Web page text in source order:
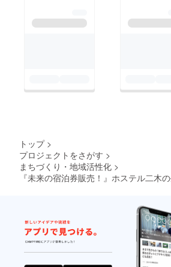
も承知の上でのチャレ
き続き応援、支援、
方や何か応援、支援求
めてる方、FBなどで
のシェアありましたら
せて頂きますので気軽
にご連絡頂ければと思
います！人生にスパイ
スを！ホステル二木代
トップ >
プロジェクトをさがす >
まちづくり・地域活性化 >
『未来の宿泊券販売！』ホステル二木